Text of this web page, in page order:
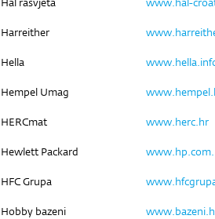
Harreither
Hella
Hempel Umag
HERCmat www.herc.hr
Hewlett Packard
HFC Grupa
Hobby bazeni